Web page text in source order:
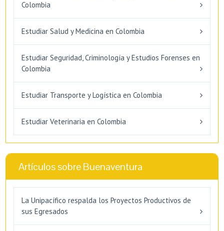
Colombia
Estudiar Salud y Medicina en Colombia
Estudiar Seguridad, Criminología y Estudios Forenses en
Colombia
Estudiar Transporte y Logística en Colombia
Estudiar Veterinaria en Colombia
Artículos sobre Buenaventura
La Unipacífico respalda los Proyectos Productivos de
sus Egresados